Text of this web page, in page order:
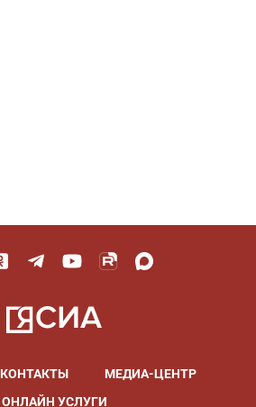
КОНТАКТЫ
МЕДИА-ЦЕНТР
ОНЛАЙН УСЛУГИ